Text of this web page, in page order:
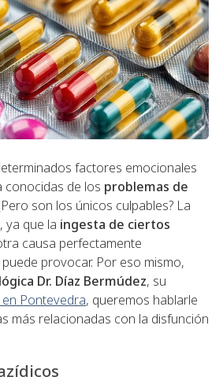
factores emocionales
conocidas de los problemas de
son los únicos culpables? La
ya que la ingesta de ciertos
causa perfectamente
provocar. Por eso mismo,
Dr. Díaz Bermúdez, su
Pontevedra, queremos hablarle
más relacionadas con la disfunción